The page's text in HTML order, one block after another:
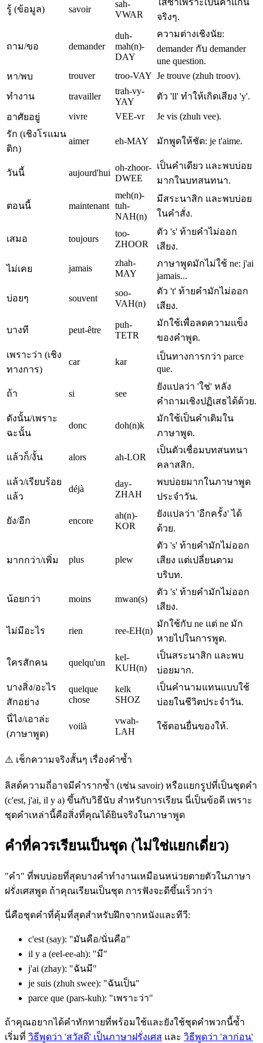
รู้ (ข้อมูล) savoir
sah-
VWAR
จริงๆ.
ถาม/ขอ demander
duh-
mah(n)-
DAY
ความต่างเชิงนัย:
demander กับ demander
une question.
หา/พบ
trouver troo-VAY Je trouve (zhuh troov).
ทำงาน travailler
trah-vy-
YAY
ตัว 'll' ทำให้เกิดเสียง 'y'.
อาศัยอยู่ vivre VEE-vr
Je vis (zhuh vee).
รัก (เชิงโรแมน
ติก)
aimer eh-MAY มักพูดให้ชัด: je t'aime.
วันนี้ aujourd'hui
oh-zhoor-
DWEE
เป็นคำเดียว และพบบ่อย
มากในบทสนทนา.
ตอนนี้ maintenant
meh(n)-
tuh-
NAH(n)
มีสระนาสิก และพบบ่อย
ในคำสั่ง.
เสมอ toujours
too-
ZHOOR
ตัว 's' ท้ายคำไม่ออก
เสียง.
ไม่เคย jamais
zhah-
MAY
ภาษาพูดมักไม่ใช้ ne: j'ai
jamais...
บ่อยๆ souvent
soo-
VAH(n)
ตัว 't' ท้ายคำมักไม่ออก
เสียง.
บางที peut-être
puh-
TETR
มักใช้เพื่อลดความแข็ง
ของคำพูด.
เพราะว่า (เชิง
ทางการ)
car kar
เป็นทางการกว่า parce
que.
ถ้า si see
ยังแปลว่า 'ใช่' หลัง
คำถามเชิงปฏิเสธได้ด้วย.
ดังนั้น/เพราะ
ฉะนั้น
donc doh(n)k
มักใช้เป็นคำเติมใน
ภาษาพูด.
แล้วก็/งั้น alors ah-LOR
เป็นตัวเชื่อมบทสนทนา
คลาสสิก.
แล้ว/เรียบร้อย
แล้ว
déjà
day-
ZHAH
พบบ่อยมากในภาษาพูด
ประจำวัน.
ยัง/อีก encore
ah(n)-
KOR
ยังแปลว่า 'อีกครั้ง' ได้
ด้วย.
มากกว่า/เพิ่ม plus plew
ตัว 's' ท้ายคำมักไม่ออก
เสียง แต่เปลี่ยนตาม
บริบท.
น้อยกว่า moins mwan(s)
ตัว 's' ท้ายคำมักไม่ออก
เสียง.
ไม่มีอะไร rien ree-EH(n)
มักใช้กับ ne แต่ ne มัก
หายไปในการพูด.
ใครสักคน quelqu'un
kel-
KUH(n)
เป็นสระนาสิก และพบ
บ่อยมาก.
บางสิ่ง/อะไร
สักอย่าง
quelque
chose
kelk
SHOZ
เป็นคำนามแทนแบบใช้
บ่อยในชีวิตประจำวัน.
นี่ไง/เอาล่ะ
(ภาษาพูด)
voilà
vwah-
LAH
ใช้ตอนยื่นของให้.
⚠️ เช็กความจริงสั้นๆ เรื่องคำซ้ำ
ลิสต์ความถี่อาจมีคำรากซ้ำ (เช่น savoir) หรือแยกรูปที่เป็นชุดคำ
(c'est, j'ai, il y a) ขึ้นกับวิธีนับ สำหรับการเรียน นี่เป็นข้อดี เพราะ
ชุดคำเหล่านี้คือสิ่งที่คุณได้ยินจริงในภาษาพูด
คำที่ควรเรียนเป็นชุด (ไม่ใช่แยกเดี่ยว)
"คำ" ที่พบบ่อยที่สุดบางคำทำงานเหมือนหน่วยตายตัวในภาษา
ฝรั่งเศสพูด ถ้าคุณเรียนเป็นชุด การฟังจะดีขึ้นเร็วกว่า
นี่คือชุดคำที่คุ้มที่สุดสำหรับฝึกจากหนังและทีวี:
c'est (say): "มันคือ/นั่นคือ"
il y a (eel-ee-ah): "มี"
j'ai (zhay): "ฉันมี"
je suis (zhuh swee): "ฉันเป็น"
parce que (pars-kuh): "เพราะว่า"
ถ้าคุณอยากได้คำทักทายที่พร้อมใช้และยังใช้ชุดคำพวกนี้ซ้ำ
เริ่มที่ วิธีพูดว่า 'สวัสดี' เป็นภาษาฝรั่งเศส และ วิธีพูดว่า 'ลาก่อน'